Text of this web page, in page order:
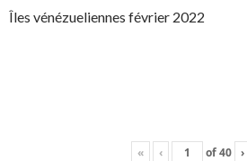
Îles vénézueliennes février 2022
« ‹ of40 ›